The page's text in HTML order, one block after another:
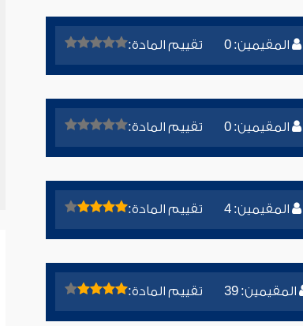
المقيمين: 0 تقييم المادة:
المقيمين: 0 تقييم المادة:
المقيمين: 4 تقييم المادة:
المقيمين: 39 تقييم المادة: